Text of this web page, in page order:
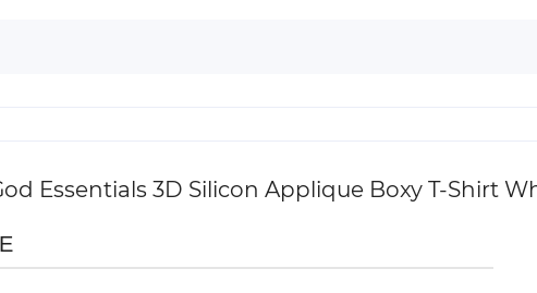
Essentials 3D Silicon Applique Boxy T-Shirt